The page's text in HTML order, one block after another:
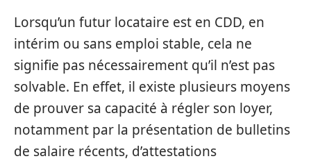
Lorsqu’un futur locataire est en CDD, en
intérim ou sans emploi stable, cela ne
signifie pas nécessairement qu’il n’est pas
solvable. En effet, il existe plusieurs moyens
de prouver sa capacité à régler son loyer,
notamment par la présentation de bulletins
de salaire récents, d’attestations